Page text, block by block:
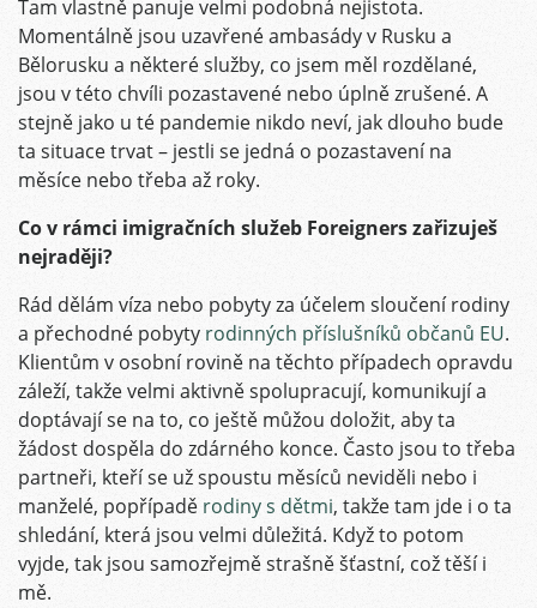
Tam vlastně panuje velmi podobná nejistota.
Momentálně jsou uzavřené ambasády v Rusku a
Bělorusku a některé služby, co jsem měl rozdělané,
jsou v této chvíli pozastavené nebo úplně zrušené. A
stejně jako u té pandemie nikdo neví, jak dlouho bude
ta situace trvat – jestli se jedná o pozastavení na
měsíce nebo třeba až roky.
Co v rámci imigračních služeb Foreigners zařizuješ
nejraději?
Rád dělám víza nebo pobyty za účelem sloučení rodiny
a přechodné pobyty rodinných příslušníků občanů EU.
Klientům v osobní rovině na těchto případech opravdu
záleží, takže velmi aktivně spolupracují, komunikují a
doptávají se na to, co ještě můžou doložit, aby ta
žádost dospěla do zdárného konce. Často jsou to třeba
partneři, kteří se už spoustu měsíců neviděli nebo i
manželé, popřípadě rodiny s dětmi, takže tam jde i o ta
shledání, která jsou velmi důležitá. Když to potom
vyjde, tak jsou samozřejmě strašně šťastní, což těší i
mě.